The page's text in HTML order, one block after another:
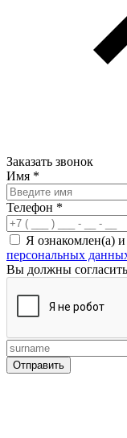
Заказать звонок
Имя *
Телефон *
Я ознакомлен(а)
персональных
Вы должны